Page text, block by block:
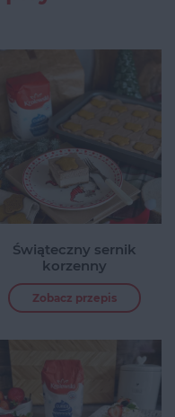
Świąteczny sernik
korzenny
Zobacz przepis